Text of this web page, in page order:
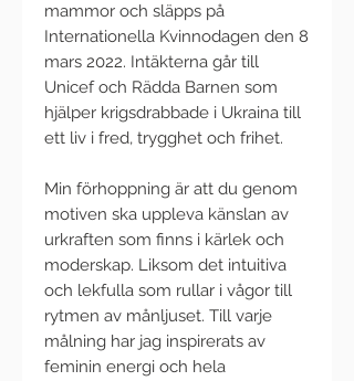
mammor och släpps på
Internationella Kvinnodagen den 8
mars 2022. Intäkterna går till
Unicef och Rädda Barnen som
hjälper krigsdrabbade i Ukraina till
ett liv i fred, trygghet och frihet.
Min förhoppning är att du genom
motiven ska uppleva känslan av
urkraften som finns i kärlek och
moderskap. Liksom det intuitiva
och lekfulla som rullar i vågor till
rytmen av månljuset. Till varje
målning har jag inspirerats av
feminin energi och hela